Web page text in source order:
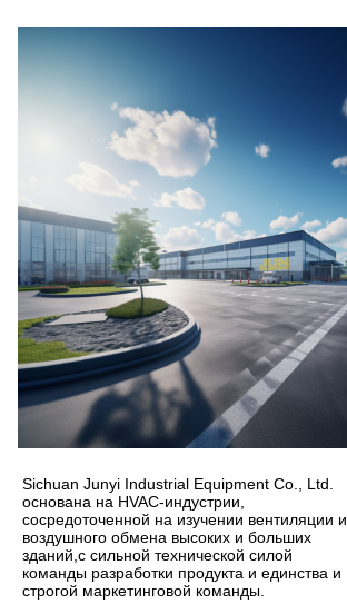
Sichuan Junyi Industrial Equipment Co., Ltd.
основана на HVAC-индустрии,
сосредоточенной на изучении вентиляции и
воздушного обмена высоких и больших
зданий,с сильной технической силой
команды разработки продукта и единства и
строгой маркетинговой команды.